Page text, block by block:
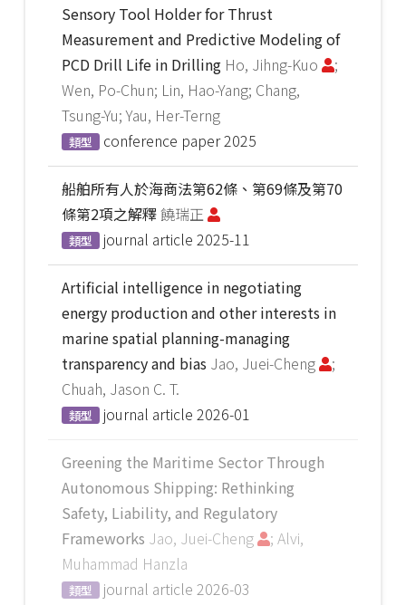
Sensory Tool Holder for Thrust
Measurement and Predictive Modeling of
PCD Drill Life in Drilling Ho, Jihng-Kuo
;
Wen, Po-Chun; Lin, Hao-Yang; Chang,
Tsung-Yu; Yau, Her-Terng
類型 conference paper2025
船舶所有人於海商法第62條、第69條及第70
條第2項之解釋饒瑞正
類型 journal article 2025-11
Artificial intelligence in negotiating
energy production and other interests in
marine spatial planning-managing
transparency and bias Jao, Juei-Cheng
;
Chuah, Jason C. T.
類型 journal article 2026-01
Greening the Maritime Sector Through
Autonomous Shipping: Rethinking
Safety, Liability, and Regulatory
Frameworks Jao, Juei-Cheng
; Alvi,
Muhammad Hanzla
類型 journal article 2026-03